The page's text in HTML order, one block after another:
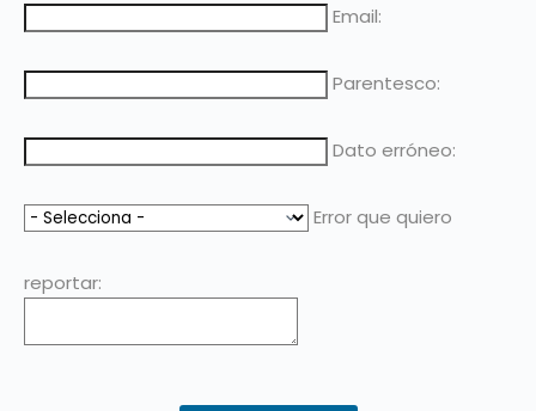
Email:
Parentesco:
Dato erróneo:
Error que quiero
reportar: